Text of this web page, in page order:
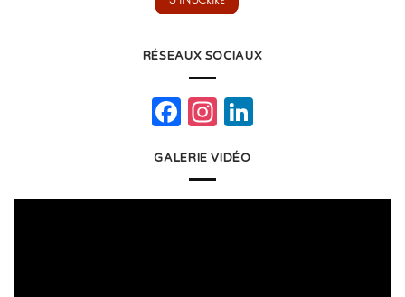
RÉSEAUX SOCIAUX
Facebook
Instagram
GALERIE VIDÉO